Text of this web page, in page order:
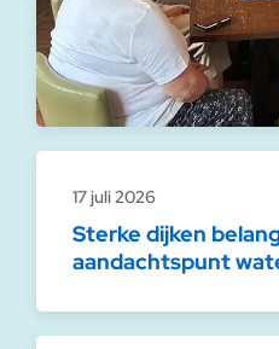
Sterke dijken
aandachtspunt
17 juli 2026